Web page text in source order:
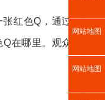
张红色Q，通过
在哪里。观众
网站地图
网站地图